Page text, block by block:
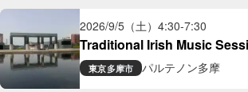
2026/9/5（土） 4:30-7:30
Traditional Irish Music
Parthenon Tama
東京多摩市 パルテノン多摩